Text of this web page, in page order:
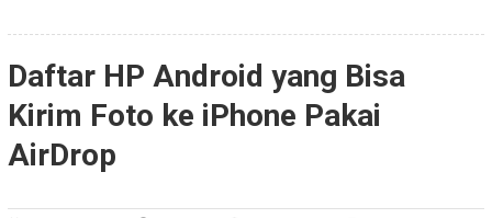
Daftar HP Android yang Bisa
Kirim Foto ke iPhone Pakai
AirDrop